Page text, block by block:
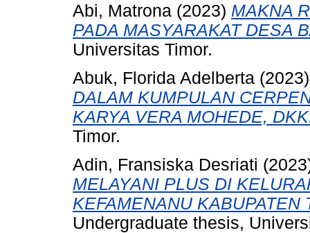
Abi, Matrona (2023) MAKNA
PADA MASYARAKAT DESA
Universitas Timor.
Abuk, Florida Adelberta
DALAM KUMPULAN
KARYA VERA MOHEDE,
Timor.
Adin, Fransiska Desriati
MELAYANI PLUS DI
KEFAMENANU KABUPATEN
Undergraduate thesis,